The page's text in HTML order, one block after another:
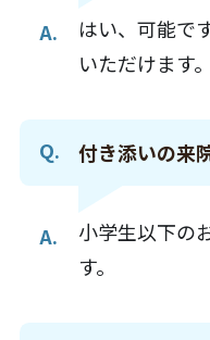
はい、可能で
いただけます。
付き添いの来
小学生以下の
す。